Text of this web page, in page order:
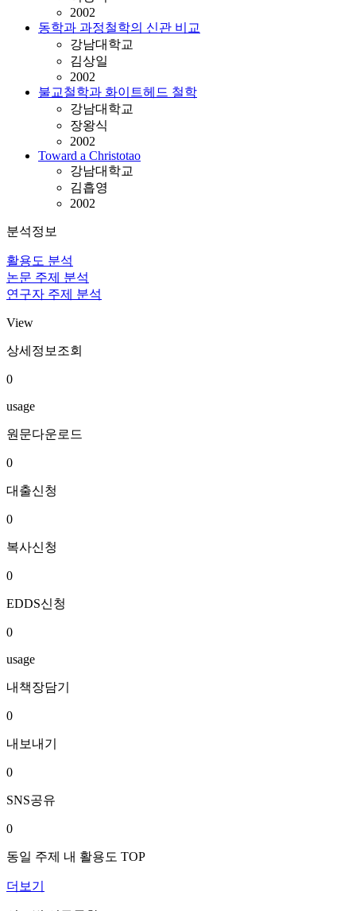
2002
동학과 과정철학의 신관 비교
강남대학교
김상일
2002
불교철학과 화이트헤드 철학
강남대학교
장왕식
2002
Toward a Christotao
강남대학교
김흡영
2002
분석정보
활용도 분석
논문 주제 분석
연구자 주제 분석
View
상세정보조회
0
usage
원문다운로드
0
대출신청
0
복사신청
0
EDDS신청
0
usage
내책장담기
0
내보내기
0
SNS공유
0
동일 주제 내 활용도 TOP
더보기